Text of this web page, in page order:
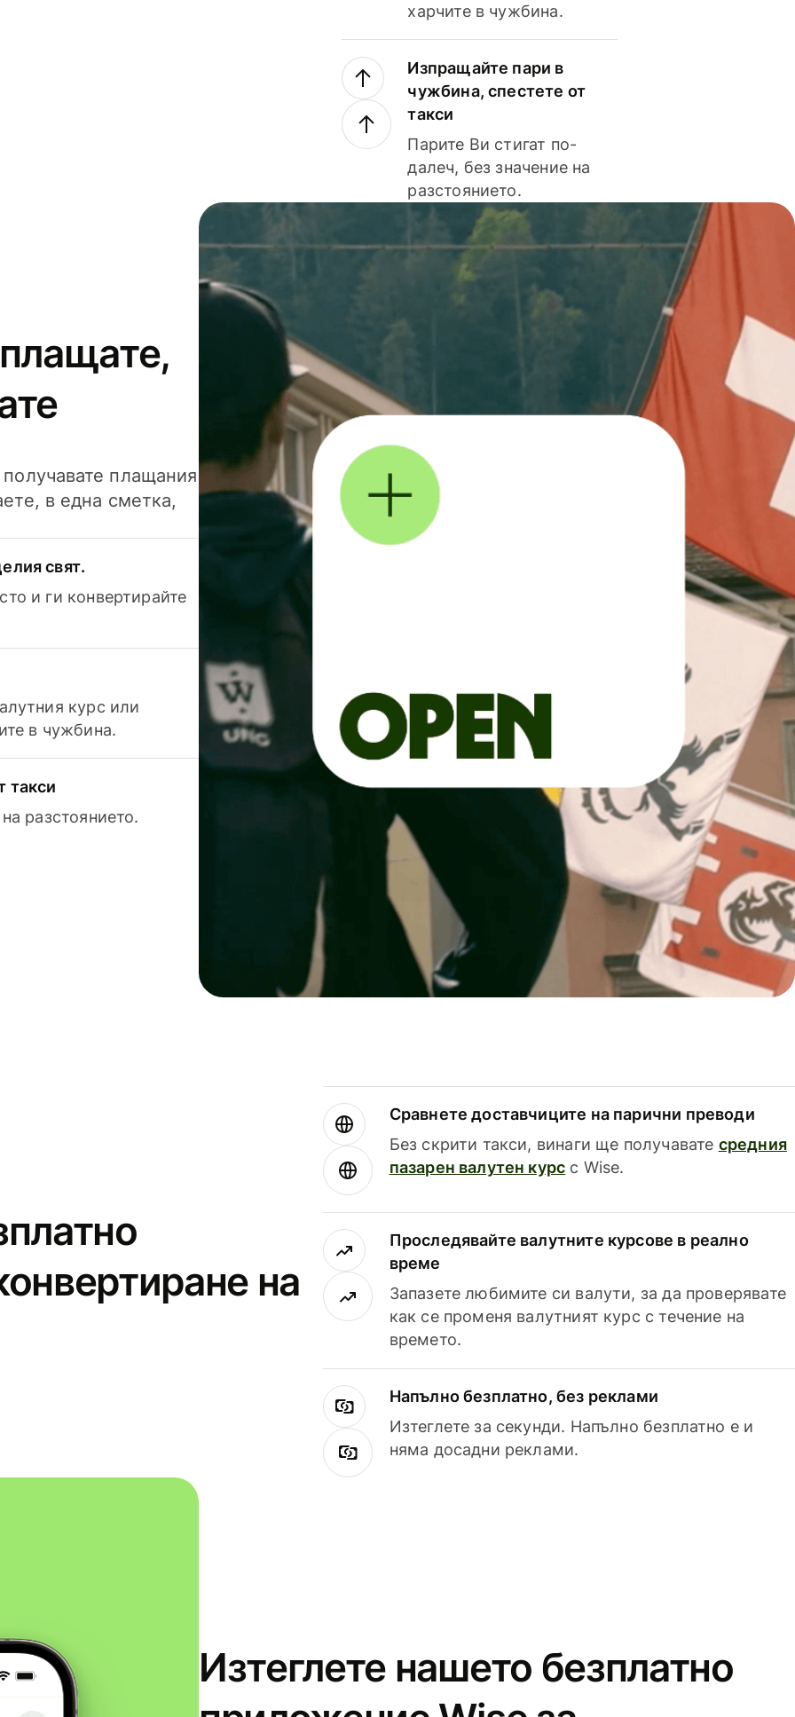
харчите в чужбина.
Изпращайте пари в
чужбина, спестете от
такси
Парите Ви стигат по-
далеч, без значение на
разстоянието.
плащания
в една сметка,
свят.
и ги конвертирайте
курс или
в чужбина.
такси
разстоянието.
на
Сравнете доставчиците на парични преводи
Без скрити такси, винаги ще получавате средния
пазарен валутен курс с Wise.
Проследявайте валутните курсове в реално
време
Запазете любимите си валути, за да проверявате
как се променя валутният курс с течение на
времето.
Напълно безплатно, без реклами
Изтеглете за секунди. Напълно безплатно е и
няма досадни реклами.
Изтеглете нашето безплатно